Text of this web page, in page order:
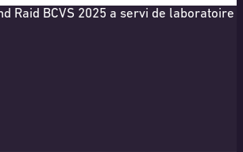
Raid BCVS 2025 a servi de